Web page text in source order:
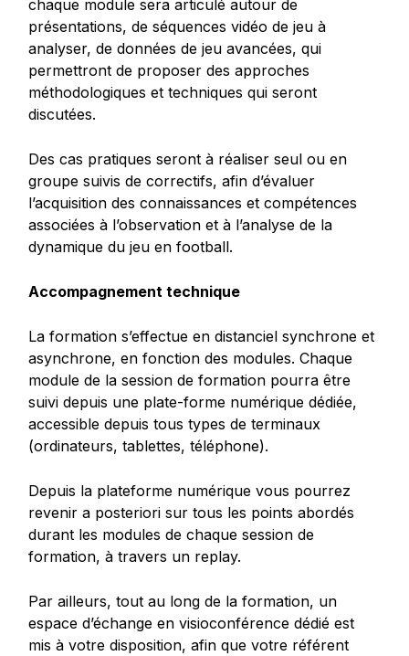
chaque module sera articulé autour de
présentations, de séquences vidéo de jeu à
analyser, de données de jeu avancées, qui
permettront de proposer des approches
méthodologiques et techniques qui seront
discutées.
Des cas pratiques seront à réaliser seul ou en
groupe suivis de correctifs, afin d’évaluer
l’acquisition des connaissances et compétences
associées à l’observation et à l’analyse de la
dynamique du jeu en football.
Accompagnement technique
La formation s’effectue en distanciel synchrone et
asynchrone, en fonction des modules. Chaque
module de la session de formation pourra être
suivi depuis une plate-forme numérique dédiée,
accessible depuis tous types de terminaux
(ordinateurs, tablettes, téléphone).
Depuis la plateforme numérique vous pourrez
revenir a posteriori sur tous les points abordés
durant les modules de chaque session de
formation, à travers un replay.
Par ailleurs, tout au long de la formation, un
espace d’échange en visioconférence dédié est
mis à votre disposition, afin que votre référent